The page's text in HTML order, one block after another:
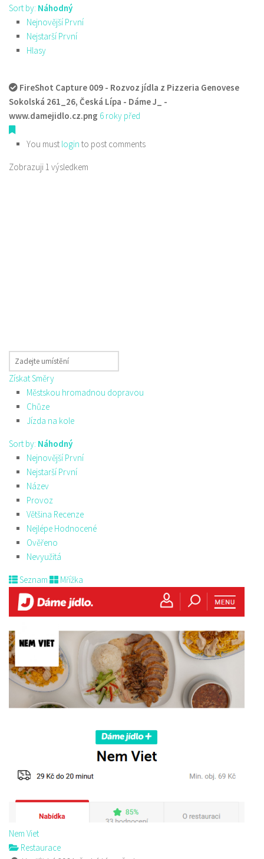
Sort by: Náhodný
Nejnovější První
Nejstarší První
Hlasy
FireShot Capture 009 - Rozvoz jídla z Pizzeria Genovese
Sokolská 261_26, Česká Lípa - Dáme J_ -
www.damejidlo.cz.png 6 roky před
You must login to post comments
Zobrazuji 1 výsledkem
Získat Směry
Městskou hromadnou dopravou
Chůze
Jízda na kole
Sort by: Náhodný
Nejnovější První
Nejstarší První
Název
Provoz
Většina Recenze
Nejlépe Hodnocené
Ověřeno
Nevyužitá
Seznam Mřížka
Nem Viet
Restaurace